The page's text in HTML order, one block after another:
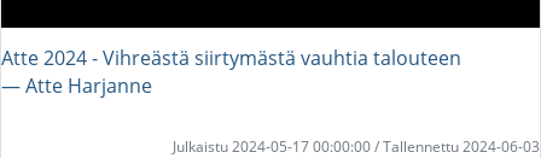
Atte 2024 - Vihreästä siirtymästä vauhtia talouteen
― Atte Harjanne
Julkaistu 2024-05-17 00:00:00 / Tallennettu 2024-06-03